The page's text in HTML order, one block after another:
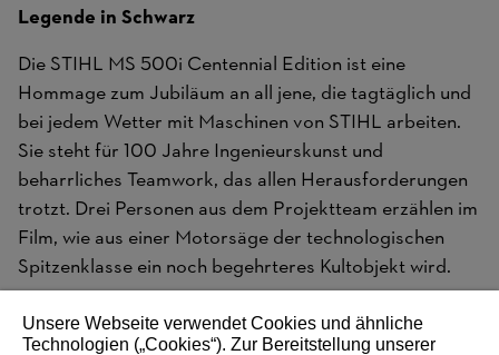
Legende in Schwarz
Die STIHL MS 500i Centennial Edition ist eine
Hommage zum Jubiläum an all jene, die tagtäglich und
bei jedem Wetter mit Maschinen von STIHL arbeiten.
Sie steht für 100 Jahre Ingenieurskunst und
beharrliches Teamwork, das allen Herausforderungen
trotzt. Drei Personen aus dem Projektteam erzählen im
Film, wie aus einer Motorsäge der technologischen
Spitzenklasse ein noch begehrteres Kultobjekt wird.
Unsere Webseite verwendet Cookies und ähnliche
Technologien („Cookies“). Zur Bereitstellung unserer